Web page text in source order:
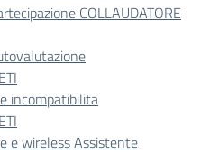
COLLAUDATORE
incompatibilita
e wireless Assistente